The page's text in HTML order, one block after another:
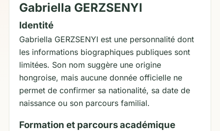
Gabriella GERZSENYI
Identité
Gabriella GERZSENYI est une personnalité dont
les informations biographiques publiques sont
limitées. Son nom suggère une origine
hongroise, mais aucune donnée officielle ne
permet de confirmer sa nationalité, sa date de
naissance ou son parcours familial.
Formation et parcours académique